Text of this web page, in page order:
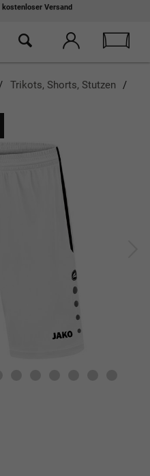
kostenloser Versand
Trikots, Shorts, Stutzen